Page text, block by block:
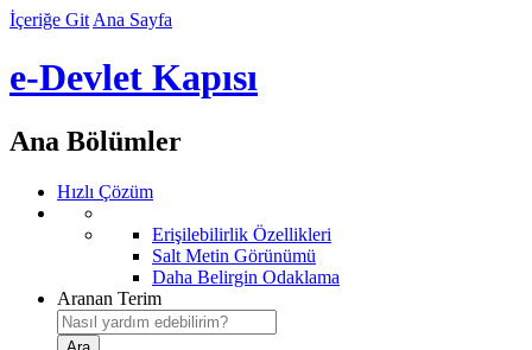
İçeriğe Git Ana Sayfa
e-Devlet Kapısı
Ana Bölümler
Hızlı Çözüm
Erişilebilirlik Özellikleri
Salt Metin Görünümü
Daha Belirgin Odaklama
Aranan Terim